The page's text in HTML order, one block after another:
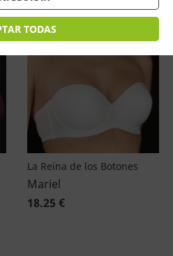
TODAS
La Reina de los Botones
Mariel
18.25 €